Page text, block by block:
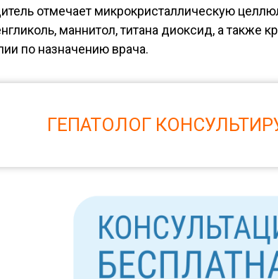
отмечает микрокристаллическую
маннитол, титана диоксид, а
по назначению врача.
ГЕПАТОЛОГ